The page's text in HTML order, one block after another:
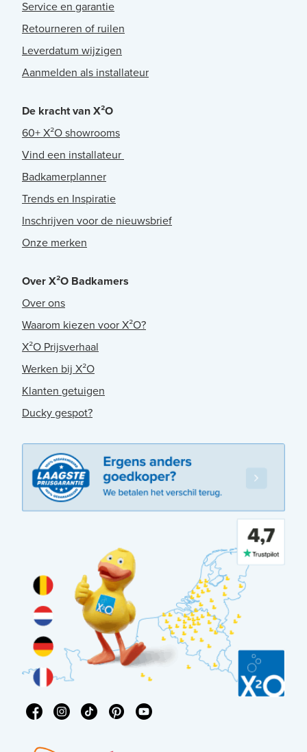
Service en garantie
Retourneren of ruilen
Leverdatum wijzigen
Aanmelden als installateur
De kracht van X²O
60+ X²O showrooms
Vind een installateur
Badkamerplanner
Trends en Inspiratie
Inschrijven voor de nieuwsbrief
Onze merken
Over X²O Badkamers
Over ons
Waarom kiezen voor X²O?
X²O Prijsverhaal
Werken bij X²O
Klanten getuigen
Ducky gespot?